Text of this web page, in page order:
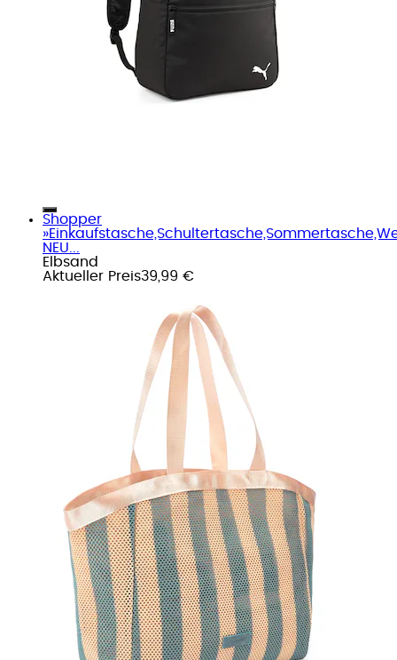
Shopper
NEU...
Elbsand
Aktueller Preis39,99 €